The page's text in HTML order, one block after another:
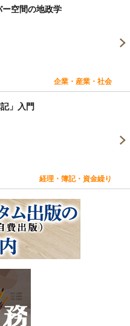
空間の地政学
企業・産業・社会
」入門
経理・簿記・資金繰り